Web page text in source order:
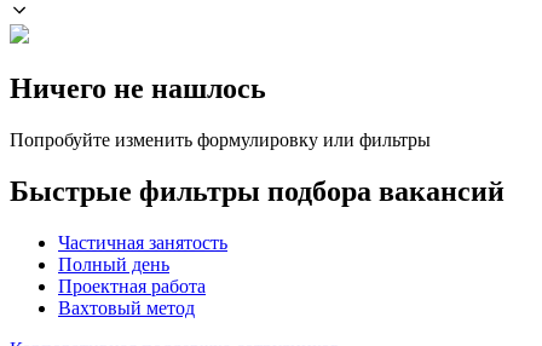
Ничего не нашлось
Попробуйте изменить формулировку или фильтры
Быстрые фильтры подбора вакансий
Частичная занятость
Полный день
Проектная работа
Вахтовый метод